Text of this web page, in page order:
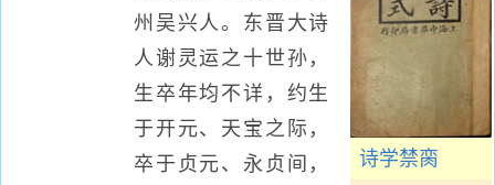
诗学禁脔
州吴兴人。东晋大诗
人谢灵运之十世孙，
生卒年均不详，约生
于开元、天宝之际，
卒于贞元、永贞间，